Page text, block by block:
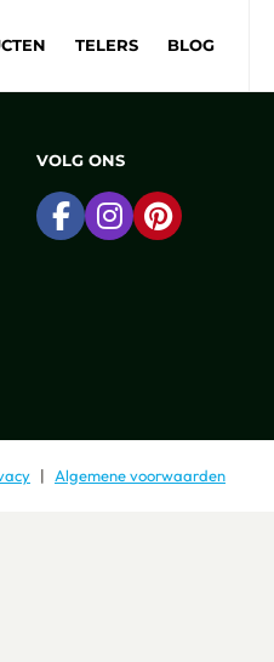
TELERS BLOG
VOLG ONS
Ga naarGa naarGa naar
Algemene voorwaarden